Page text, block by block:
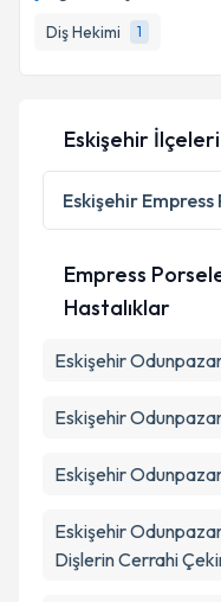
Diş Hekimi
1
E-posta Adresiniz
Kişisel
Metni
'ni
kapsamda
Eskişehir İlçeleri
Eskişehir
Empress
Hastalıklar
Eskişehir
Eskişehir
Eskişehir
Eskişehir
Dişlerin Cerrahi